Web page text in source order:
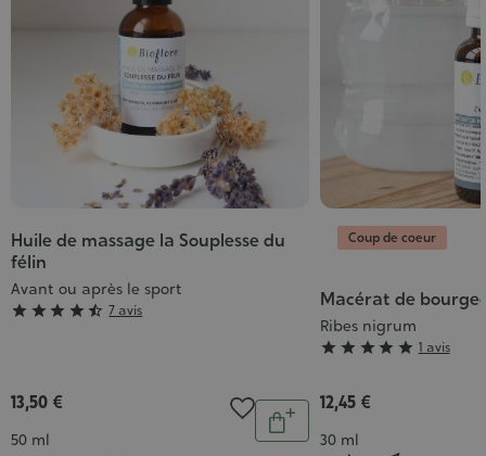
Huile de massage la Souplesse du
félin
Avant ou après le sport
Grade
     7 avis
13,50 €
Contenance
50 ml
Quantité
Ajouter
Coup de coeur
Macérat de
Ribes nigrum
Grade
5/5
     1 avis
12,45 €
Contenance
30 ml